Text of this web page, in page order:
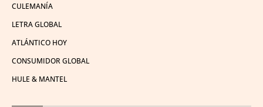
CULEMANÍA
LETRA GLOBAL
ATLÁNTICO HOY
CONSUMIDOR GLOBAL
HULE & MANTEL